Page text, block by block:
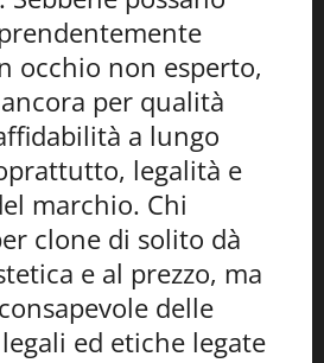
occhio non esperto,
per qualità
a lungo
legalità e
marchio. Chi
clone di solito dà
e al prezzo, ma
delle
ed etiche legate